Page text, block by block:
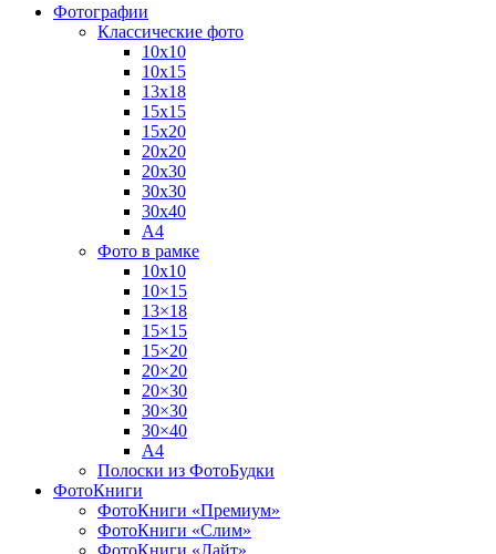
Фотографии
Классические фото
10х10
10х15
13х18
15х15
15х20
20х20
20х30
30х30
30х40
А4
Фото в рамке
10х10
10×15
13×18
15×15
15×20
20×20
20×30
30×30
30×40
A4
Полоски из ФотоБудки
ФотоКниги
ФотоКниги «Премиум»
ФотоКниги «Слим»
ФотоКниги «Лайт»